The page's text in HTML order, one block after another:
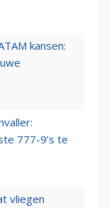
kansen:
777-9’s te
vliegen